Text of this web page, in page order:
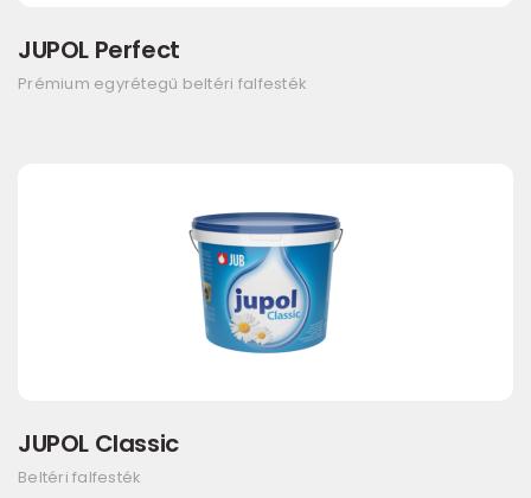
JUPOL Perfect
Prémium egyrétegű beltéri falfesték
JUPOL Classic
Beltéri falfesték